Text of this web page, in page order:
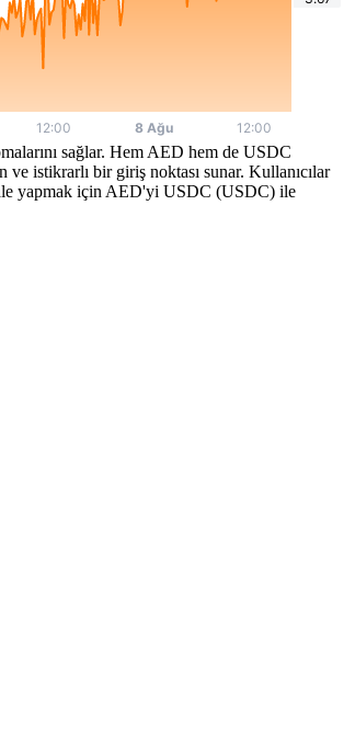
sağlar. Hem AED hem de USDC
istikrarlı bir giriş noktası sunar. Kullanıcılar
yapmak için AED'yi USDC (USDC) ile